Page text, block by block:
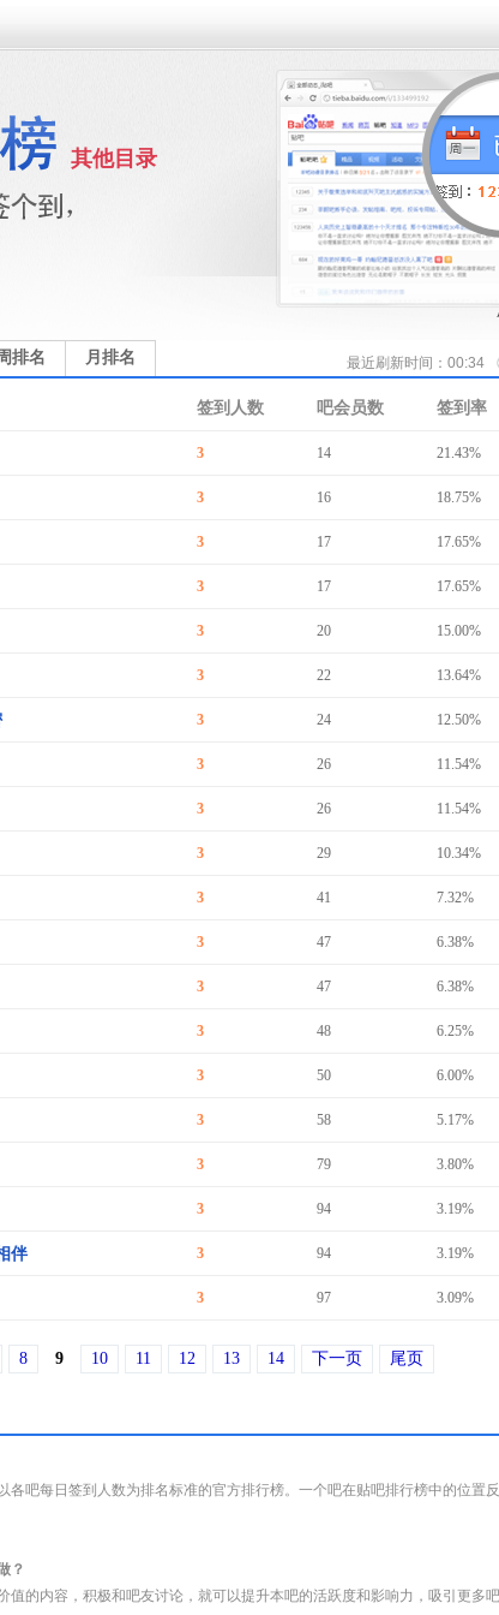
其他目录
排名 月排名 最近刷新时间：00:34
签到人数 吧会员数 签到率
3 14 21.43%
3 16 18.75%
3 17 17.65%
3 17 17.65%
3 20 15.00%
3 22 13.64%
3 24 12.50%
3 26 11.54%
3 26 11.54%
3 29 10.34%
3 41 7.32%
3 47 6.38%
3 47 6.38%
3 48 6.25%
3 50 6.00%
3 58 5.17%
3 79 3.80%
3 94 3.19%
伴 3 94 3.19%
3 97 3.09%
8 9 10 11 12 13 14 下一页 尾页
各吧每日签到人数为排名标准的官方排行榜。一个吧在贴吧排行榜中的位置
？
值的内容，积极和吧友讨论，就可以提升本吧的活跃度和影响力，吸引更多